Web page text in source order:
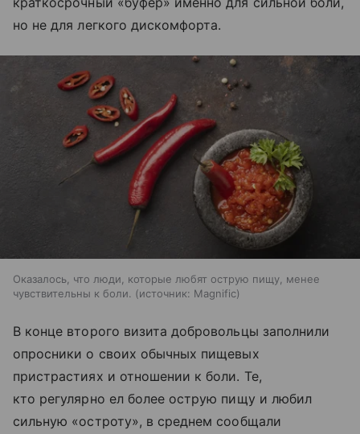
но не для легкого дискомфорта.
Оказалось, что люди, которые любят острую пищу, менее
чувствительны к боли.
источник: Magnific
В конце второго визита добровольцы заполнили
опросники о своих обычных пищевых
пристрастиях и отношении к боли. Те,
кто регулярно ел более острую пищу и любил
сильную «остроту», в среднем сообщали